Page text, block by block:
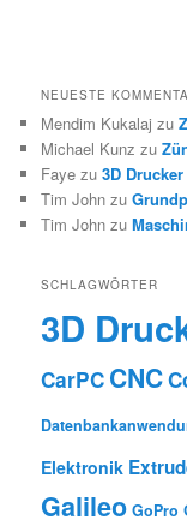
NEUESTE
Mendim Kukalaj zu
Michael Kunz zu
Faye zu3D
Tim John zu
Tim John zu
SCHLAGWÖRTER
3D
CarPC CNC
Elektronik
Galileo GoPro